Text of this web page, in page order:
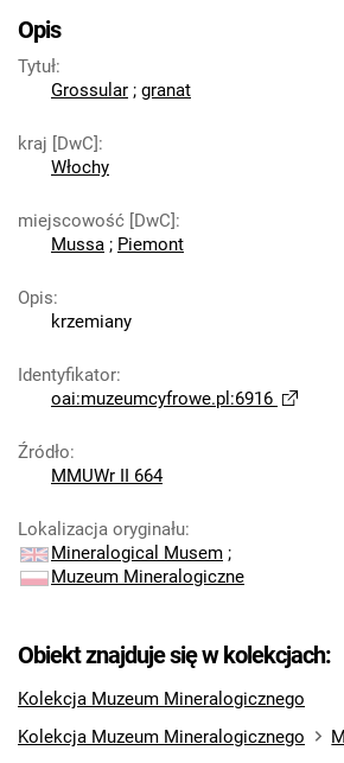
Opis
Tytuł:
Grossular ; granat
kraj [DwC]:
Włochy
miejscowość [DwC]:
Mussa ; Piemont
Opis:
krzemiany
Identyfikator:
oai:muzeumcyfrowe.pl:6916
Źródło:
MMUWr II 664
Lokalizacja oryginału:
Mineralogical Musem ;
Muzeum Mineralogiczne
Obiekt znajduje się w kolekcjach:
Kolekcja Muzeum Mineralogicznego
Kolekcja Muzeum Mineralogicznego